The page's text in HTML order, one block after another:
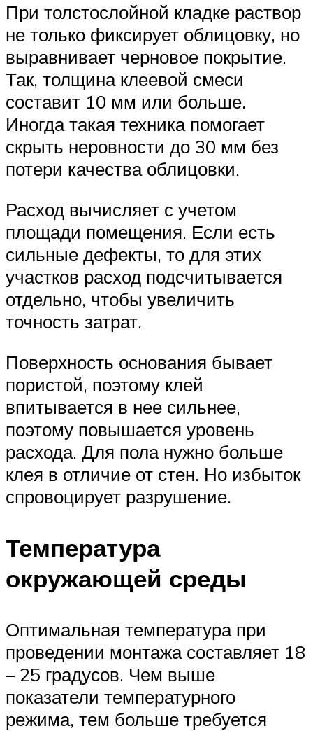
При толстослойной кладке раствор
не только фиксирует облицовку, но
выравнивает черновое покрытие.
Так, толщина клеевой смеси
составит 10 мм или больше.
Иногда такая техника помогает
скрыть неровности до 30 мм без
потери качества облицовки.
Расход вычисляет с учетом
площади помещения. Если есть
сильные дефекты, то для этих
участков расход подсчитывается
отдельно, чтобы увеличить
точность затрат.
Поверхность основания бывает
пористой, поэтому клей
впитывается в нее сильнее,
поэтому повышается уровень
расхода. Для пола нужно больше
клея в отличие от стен. Но избыток
спровоцирует разрушение.
Температура
окружающей среды
Оптимальная температура при
проведении монтажа составляет 18
– 25 градусов. Чем выше
показатели температурного
режима, тем больше требуется